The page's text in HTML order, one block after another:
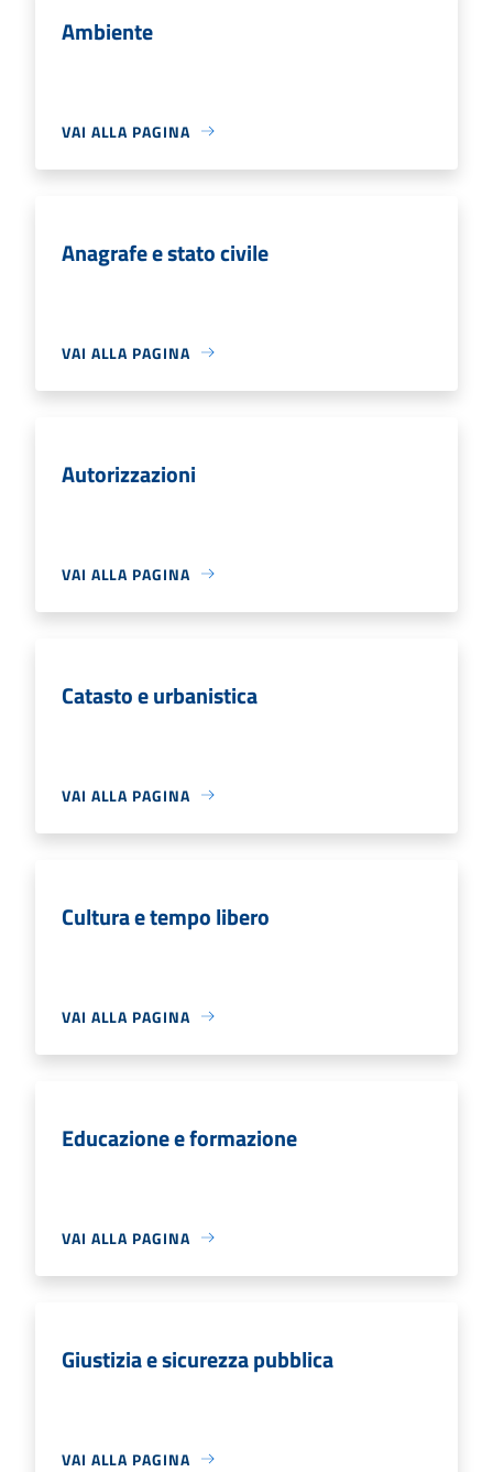
Ambiente
VAI ALLA PAGINA
Anagrafe e stato civile
VAI ALLA PAGINA
Autorizzazioni
VAI ALLA PAGINA
Catasto e urbanistica
VAI ALLA PAGINA
Cultura e tempo libero
VAI ALLA PAGINA
Educazione e formazione
VAI ALLA PAGINA
Giustizia e sicurezza pubblica
VAI ALLA PAGINA